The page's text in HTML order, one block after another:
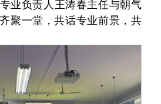
业负责人王涛春主任与朝气
聚一堂，共话专业前景，共